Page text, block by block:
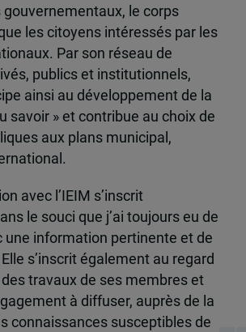
le corps
les citoyens intéressés par les
Par son réseau de
publics et institutionnels,
ainsi au développement de la
savoir » et contribue au choix de
aux plans municipal,
avec l’IEIM s’inscrit
le souci que j’ai toujours eu de
une information pertinente et de
s’inscrit également au regard
travaux de ses membres et
à diffuser, auprès de la
connaissances susceptibles de